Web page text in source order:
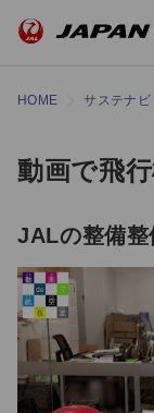
HOME サステナビ
動画で飛
JALの整備整